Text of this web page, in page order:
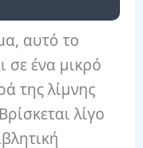
αυτό το
σε ένα μικρό
της λίμνης
λίγο